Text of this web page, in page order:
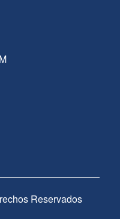
Reservados